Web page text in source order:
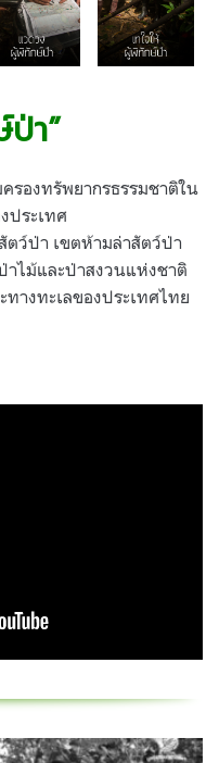
า”
องทรัพยากรธรรมชาติใน
ประเทศ
ว์ป่า เขตห้ามล่าสัตว์ป่า
ไม้และป่าสงวนแห่งชาติ
างทะเลของประเทศไทย